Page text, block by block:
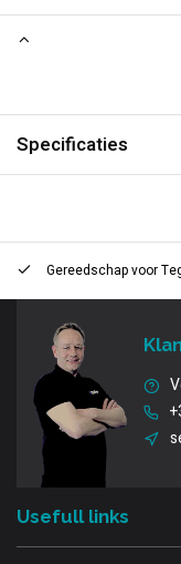
Specificaties
Gereedschap voor
Usefull links